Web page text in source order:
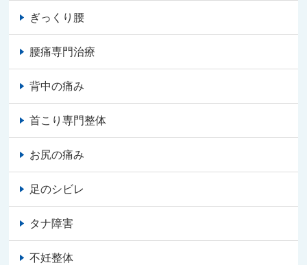
ぎっくり腰
腰痛専門治療
背中の痛み
首こり専門整体
お尻の痛み
足のシビレ
タナ障害
不妊整体